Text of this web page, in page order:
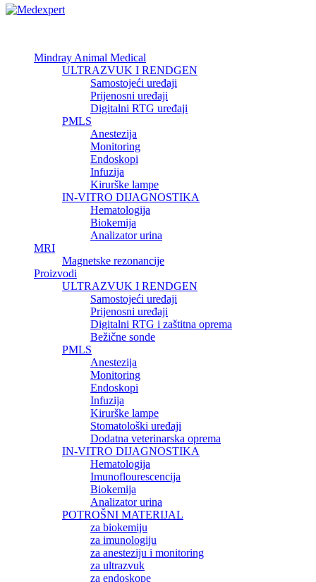
Mindray Animal Medical
ULTRAZVUK I RENDGEN
Samostojeći uređaji
Prijenosni uređaji
Digitalni RTG uređaji
PMLS
Anestezija
Monitoring
Endoskopi
Infuzija
Kirurške lampe
IN-VITRO DIJAGNOSTIKA
Hematologija
Biokemija
Analizator urina
MRI
Magnetske rezonancije
Proizvodi
ULTRAZVUK I RENDGEN
Samostojeći uređaji
Prijenosni uređaji
Digitalni RTG i zaštitna oprema
Bežične sonde
PMLS
Anestezija
Monitoring
Endoskopi
Infuzija
Kirurške lampe
Stomatološki uređaji
Dodatna veterinarska oprema
IN-VITRO DIJAGNOSTIKA
Hematologija
Imunoflourescencija
Biokemija
Analizator urina
POTROŠNI MATERIJAL
za biokemiju
za imunologiju
za anesteziju i monitoring
za ultrazvuk
za endoskope